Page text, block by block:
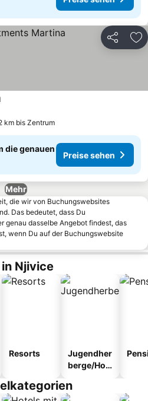
Teilen
km bis Zentrum
die genauen
Preise sehen
Mehr
die wir von Buchungswebsites
Das bedeutet, dass Du
genau dasselbe Angebot findest, das
wenn Du auf der Buchungswebsite
Njivice
Resorts
Jugendher
berge/Hos